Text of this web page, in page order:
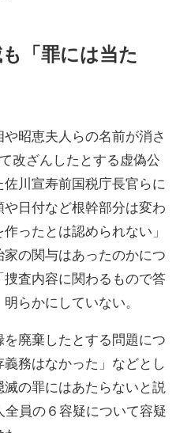
「罪には当た
昭恵夫人らの名前が消さ
改ざんしたとする虚偽公
川宣寿前国税庁長官らに
日付など根幹部分は変わ
ったとは認められない」
の関与はあったのかにつ
査内容に関わるもので答
らかにしていない。
廃棄したとする問題につ
務はなかった」などとし
の罪にはあたらないと説
員の６容疑について容疑